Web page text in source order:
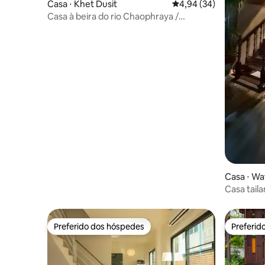
Casa ⋅ Khet Dusit 4,94 de uma avaliação
4,94 (34)
Casa à beira do rio Chaophraya /
Casa ⋅
Casa
Preferido dos hóspedes
Preferido dos hóspedes